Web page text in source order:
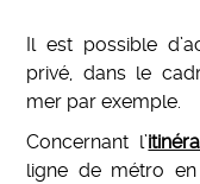
Il est possible
privé, dans le
mer par exemple.
Concernant l’
ligne de métro